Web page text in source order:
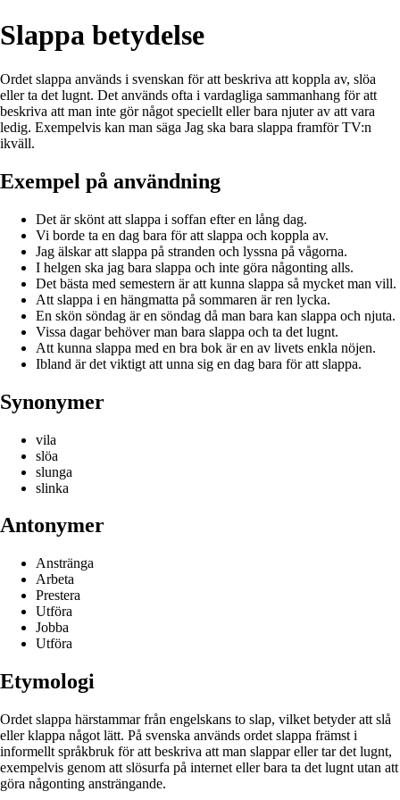
Slappa betydelse
Ordet slappa används i svenskan för att beskriva att koppla av, slöa
eller ta det lugnt. Det används ofta i vardagliga sammanhang för att
beskriva att man inte gör något speciellt eller bara njuter av att vara
ledig. Exempelvis kan man säga Jag ska bara slappa framför TV:n
ikväll.
Exempel på användning
Det är skönt att slappa i soffan efter en lång dag.
Vi borde ta en dag bara för att slappa och koppla av.
Jag älskar att slappa på stranden och lyssna på vågorna.
I helgen ska jag bara slappa och inte göra någonting alls.
Det bästa med semestern är att kunna slappa så mycket man vill.
Att slappa i en hängmatta på sommaren är ren lycka.
En skön söndag är en söndag då man bara kan slappa och njuta.
Vissa dagar behöver man bara slappa och ta det lugnt.
Att kunna slappa med en bra bok är en av livets enkla nöjen.
Ibland är det viktigt att unna sig en dag bara för att slappa.
Synonymer
vila
slöa
slunga
slinka
Antonymer
Anstränga
Arbeta
Prestera
Utföra
Jobba
Utföra
Etymologi
Ordet slappa härstammar från engelskans to slap, vilket betyder att slå
eller klappa något lätt. På svenska används ordet slappa främst i
informellt språkbruk för att beskriva att man slappar eller tar det lugnt,
exempelvis genom att slösurfa på internet eller bara ta det lugnt utan att
göra någonting ansträngande.